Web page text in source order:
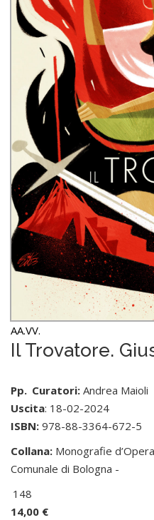
AA.VV.
Il Trovatore.
Pp. Curatori: Andrea Maioli
Uscita: 18-02-2024
ISBN: 978-88-3364-672-5
Collana: Monografie
Comunale di Bologna -
148
14,00 €